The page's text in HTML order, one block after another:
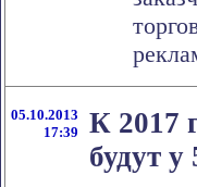
05.10.2013
17:39
К 2017
будут